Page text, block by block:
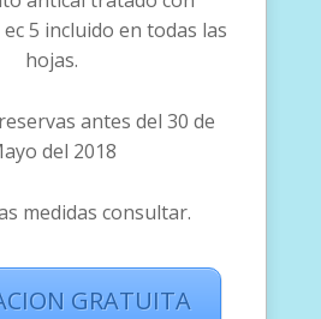
5 incluido en todas las
hojas.
antes del 30 de
del 2018
medidas consultar.
GRATUITA